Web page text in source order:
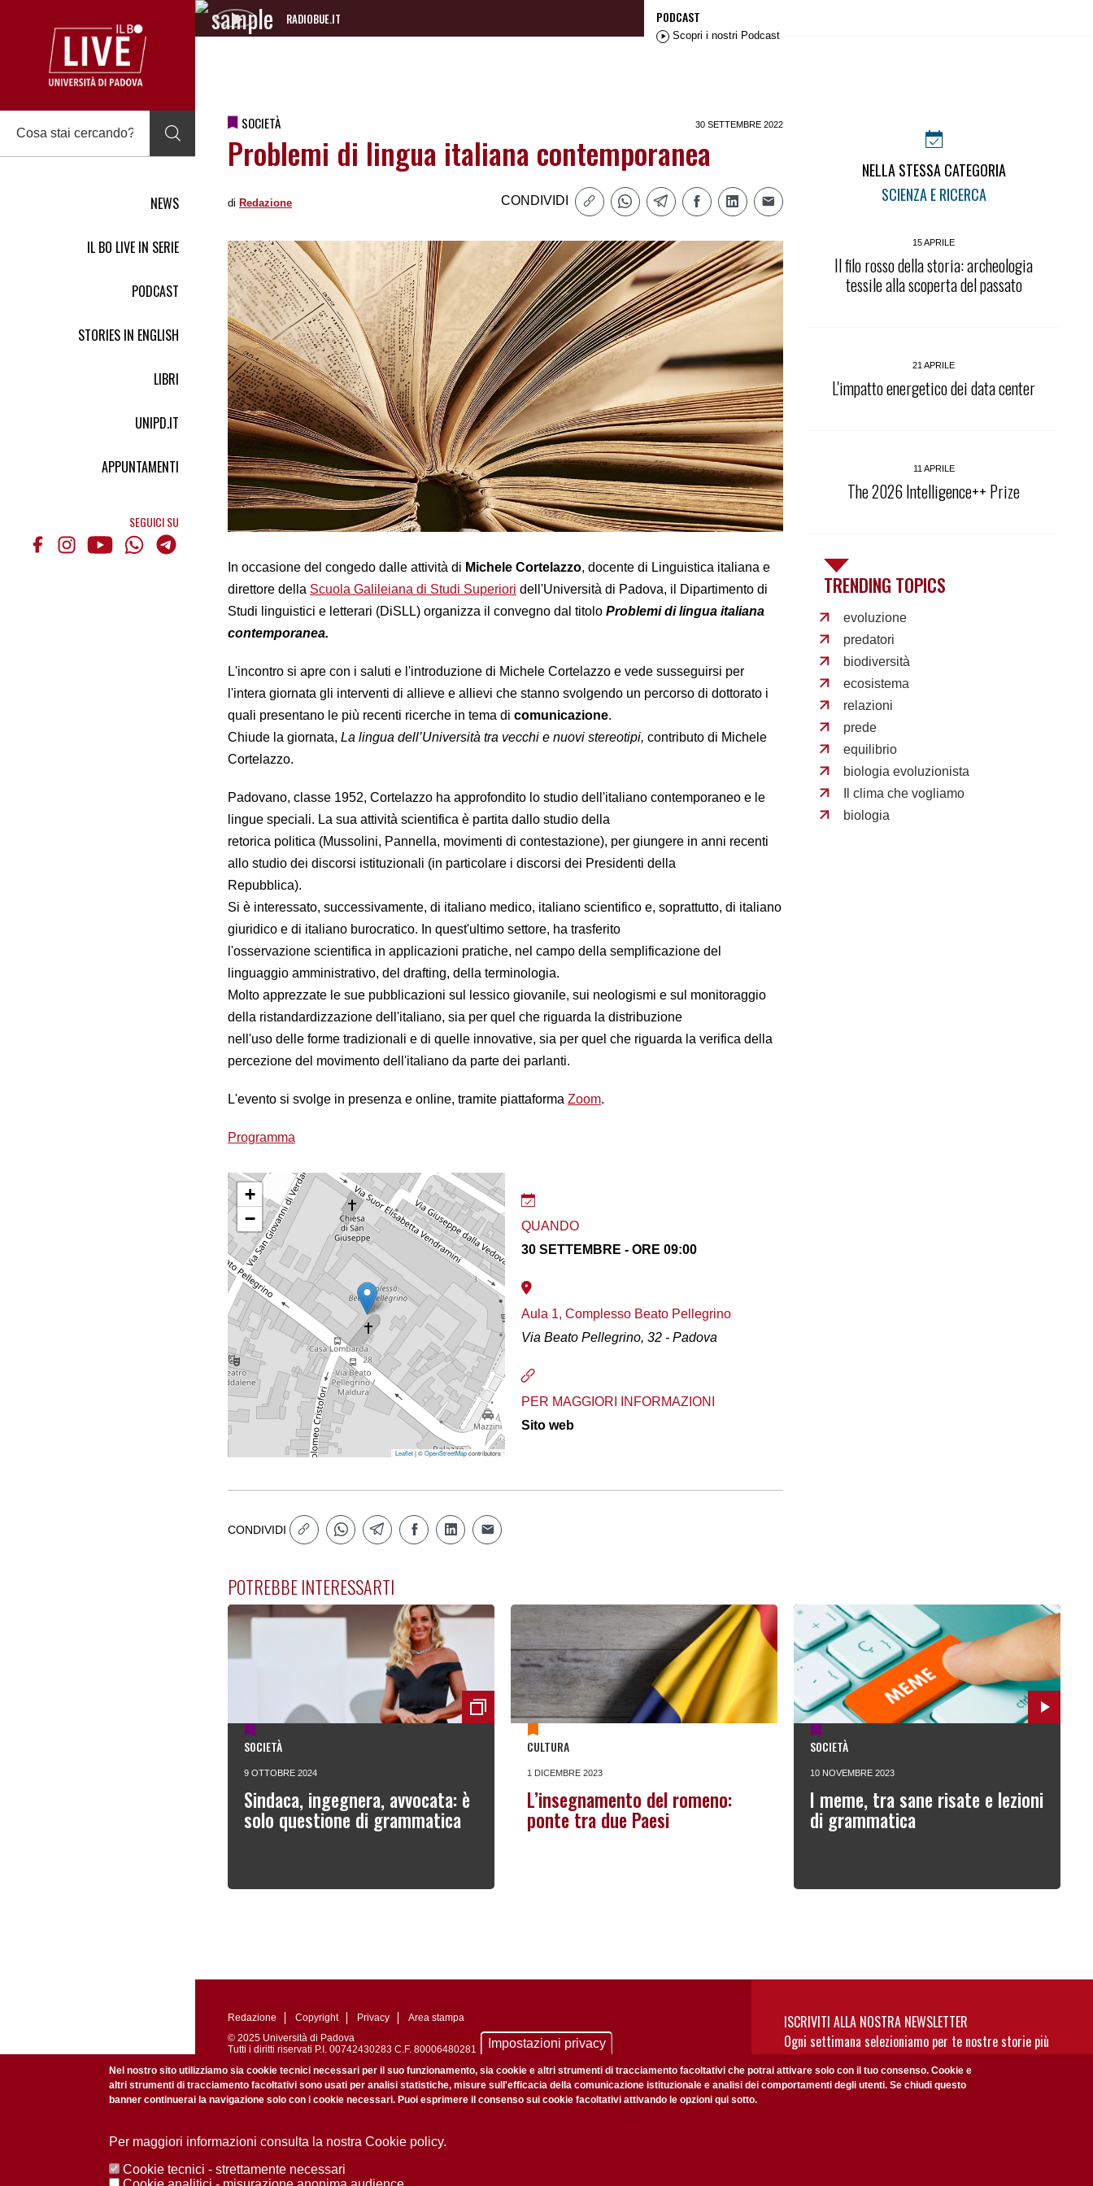
NEWS
IL BO LIVE IN SERIE
PODCAST
STORIES IN ENGLISH
LIBRI
UNIPD.IT
APPUNTAMENTI
SEGUICI SU
RADIOBUE.IT
Audio
PODCAST
Scopri i nostri Podcast
SOCIETÀ 30 SETTEMBRE 2022
Problemi di lingua italiana contemporanea
di Redazione CONDIVIDI
In occasione del congedo dalle attività di Michele Cortelazzo, docente di Linguistica italiana e
direttore della Scuola Galileiana di Studi Superiori dell'Università di Padova, il Dipartimento di
Studi linguistici e letterari (DiSLL) organizza il convegno dal titolo Problemi di lingua italiana
contemporanea.
L'incontro si apre con i saluti e l'introduzione di Michele Cortelazzo e vede susseguirsi per
l'intera giornata gli interventi di allieve e allievi che stanno svolgendo un percorso di dottorato i
quali presentano le più recenti ricerche in tema di comunicazione.
Chiude la giornata, La lingua dell’Università tra vecchi e nuovi stereotipi, contributo di Michele
Cortelazzo.
Padovano, classe 1952, Cortelazzo ha approfondito lo studio dell'italiano contemporaneo e le
lingue speciali. La sua attività scientifica è partita dallo studio della
retorica politica (Mussolini, Pannella, movimenti di contestazione), per giungere in anni recenti
allo studio dei discorsi istituzionali (in particolare i discorsi dei Presidenti della
Repubblica).
Si è interessato, successivamente, di italiano medico, italiano scientifico e, soprattutto, di italiano
giuridico e di italiano burocratico. In quest'ultimo settore, ha trasferito
l'osservazione scientifica in applicazioni pratiche, nel campo della semplificazione del
linguaggio amministrativo, del drafting, della terminologia.
Molto apprezzate le sue pubblicazioni sul lessico giovanile, sui neologismi e sul monitoraggio
della ristandardizzazione dell'italiano, sia per quel che riguarda la distribuzione
nell'uso delle forme tradizionali e di quelle innovative, sia per quel che riguarda la verifica della
percezione del movimento dell'italiano da parte dei parlanti.
L'evento si svolge in presenza e online, tramite piattaforma Zoom.
Programma
+
−
Leaflet| ©OpenStreetMapcontributors
QUANDO
30 SETTEMBRE - ORE 09:00
Aula 1, Complesso Beato Pellegrino
Via Beato Pellegrino, 32 - Padova
PER MAGGIORI INFORMAZIONI
Sito web
CONDIVIDI
NELLA STESSA CATEGORIA
SCIENZA E RICERCA
15 APRILE
Il filo rosso della storia: archeologia
tessile alla scoperta del passato
21 APRILE
L'impatto energetico dei data center
11 APRILE
The 2026 Intelligence++ Prize
TRENDING TOPICS
evoluzione
predatori
biodiversità
ecosistema
relazioni
prede
equilibrio
biologia evoluzionista
Il clima che vogliamo
biologia
POTREBBE INTERESSARTI
SOCIETÀ
9 OTTOBRE 2024
Sindaca, ingegnera, avvocata: è
solo questione di grammatica
CULTURA
1 DICEMBRE 2023
L’insegnamento del romeno:
ponte tra due Paesi
SOCIETÀ
10 NOVEMBRE 2023
I meme, tra sane risate e lezioni
di grammatica
ISCRIVITI ALLA NOSTRA NEWSLETTER
Ogni settimana selezioniamo per te nostre storie più
rilevanti: non perderti gli aggiornamenti della nostra
newsletter
Redazione Copyright Privacy
Area stampa
© 2025 Università di Padova
Tutti i diritti riservati P.I. 00742430283 C.F. 80006480281
Impostazioni privacy
Nel nostro sito utilizziamo sia cookie tecnici necessari per il suo funzionamento, sia cookie e altri strumenti di tracciamento facoltativi che potrai attivare solo con il tuo consenso. Cookie e
altri strumenti di tracciamento facoltativi sono usati per analisi statistiche, misure sull'efficacia della comunicazione istituzionale e analisi dei comportamenti degli utenti. Se chiudi questo
banner continuerai la navigazione solo con i cookie necessari. Puoi esprimere il consenso sui cookie facoltativi attivando le opzioni qui sotto.
Per maggiori informazioni consulta la nostra Cookie policy.
Cookie tecnici - strettamente necessari